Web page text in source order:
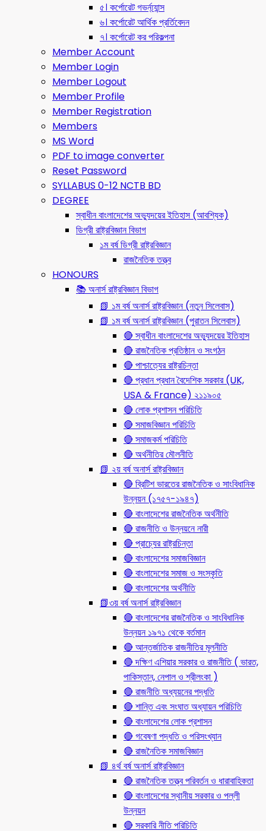
৫। কর্পোরেট গভর্ন্য্যান্স
৬। কর্পোরেট আর্থিক প্রর্তিবেদন
৭। কর্পোরেট কর পরিকল্পনা
Member Account
Member Login
Member Logout
Member Profile
Member Registration
Members
MS Word
PDF to image converter
Reset Password
SYLLABUS 0-12 NCTB BD
DEGREE
স্বাধীন বাংলাদেশের অভ্যুদয়ের ইতিহাস (আবশ্যিক)
ডিগ্রী রাষ্ট্রবিজ্ঞান বিভাগ
১ম বর্ষ ডিগ্রী রাষ্ট্রবিজ্ঞান
রাজনৈতিক তত্ত্ব
HONOURS
📚 অনার্স রাষ্ট্রবিজ্ঞান বিভাগ
📗 ১ম বর্ষ অনার্স রাষ্ট্রবিজ্ঞান (নতুন সিলেবাস)
📗 ১ম বর্ষ অনার্স রাষ্ট্রবিজ্ঞান (পুরাতন সিলেবাস)
🔴 স্বাধীন বাংলাদেশের অভ্যুদয়ের ইতিহাস
🔴 রাজনৈতিক প্রতিষ্ঠান ও সংগঠন
🔴 পাশ্চাত্যের রাষ্ট্রচিন্তা
🔴 প্রধান প্রধান বৈদেশিক সরকার (UK,
USA & France) ২১১৯০৫
🔴 লোক প্রশাসন পরিচিতি
🔴 সমাজবিজ্ঞান পরিচিতি
🔴 সমাজকর্ম পরিচিতি
🔴 অর্থনীতির মৌলনীতি
📗 ২য় বর্ষ অনার্স রাষ্ট্রবিজ্ঞান
🔴 ব্রিটিশ ভারতের রাজনৈতিক ও সাংবিধানিক
উন্নয়ন (১৭৫৭-১৯৪৭)
🔴 বাংলাদেশের রাজনৈতিক অর্থনীতি
🔴 রাজনীতি ও উন্নয়নে নারী
🔴 প্রাচ্যের রাষ্ট্রচিন্তা
🔴 বাংলাদেশের সমাজবিজ্ঞান
🔴 বাংলাদেশের সমাজ ও সংস্কৃতি
🔴 বাংলাদেশের অর্থনীতি
📗৩য় বর্ষ অনার্স রাষ্ট্রবিজ্ঞান
🔴 বাংলাদেশের রাজনৈতিক ও সাংবিধানিক
উন্নয়ন ১৯৭১ থেকে বর্তমান
🔴 আন্তর্জাতিক রাজনীতির মূলনীতি
🔴 দক্ষিণ এশিয়ার সরকার ও রাজনীতি ( ভারত,
পাকিস্তান, নেপাল ও শ্রীলংকা )
🔴 রাজনীতি অধ্যয়নের পদ্ধতি
🔴 শান্তি এবং সংঘাত অধ্যায়ন পরিচিতি
🔴 বাংলাদেশের লোক প্রশাসন
🔴 গবেষণা পদ্ধতি ও পরিসংখ্যান
🔴 রাজনৈতিক সমাজবিজ্ঞান
📗 ৪র্থ বর্ষ অনার্স রাষ্ট্রবিজ্ঞান
🔴 রাজনৈতিক তত্ত্ব পরিবর্তন ও ধারাবাহিকতা
🔴 বাংলাদেশের স্থানীয় সরকার ও পল্লী
উন্নয়ন
🔴 সরকারি নীতি পরিচিতি